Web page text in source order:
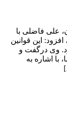
علی فاضلی با
افزود: این قوانین
وی درگفت و
با اشاره به